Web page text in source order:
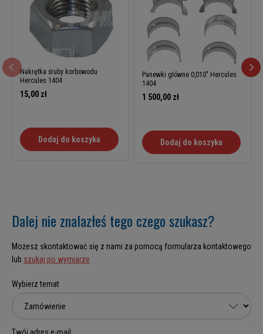
Nakrętka śruby korbowodu
Hercules 1404
15,00 zł
Dodaj do koszyka
Panewki główne 0,010" Hercules
1404
1 500,00 zł
Dodaj do koszyka
Dalej nie znalazłeś tego czego szukasz?
Możesz skontaktować się z nami za pomocą formularza kontaktowego
lub szukaj po wymiarze